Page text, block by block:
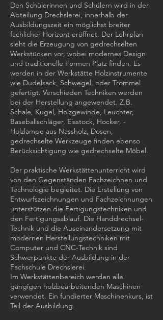
Den Schülerinnen und Schülern wird in der
Abteilung Drechslerei, innerhalb der
Ausbildungszeit ein möglichst breiter
fachlicher ­Horizont eröffnet. Der Lehrplan
sieht die Erzeugung von gedrechselten
Werkstücken vor, wobei modernes Design
und traditionelle Formen Platz finden. Es
werden in der Werkstätte Holzinstrumente
wie Dudelsack, Schwegel, oder Trommel
gefertigt. Verschieden Techniken werden
bei der Herstellung angewendet. Z.B.
Schale, Kugel, Holzgewinde, Leuchter,
Baseballschläger, Eisstock, Hocker, ­
Holzlampe aus Nassholz, Dosen,
gedrechselte Werkzeuge finden ebenso
Berück­sichtigung wie gedrechselte Möbel.
Der praktische Werk­stättenunterricht wird
von den Gegenständen Fachzeichnen und
Technologie begleitet. Die Erstellung von
Entwurfszeichnungen und Fachzeichnungen
unterstützen die Fertigungs­techniken und
den Fertigungsablauf. Die Handdrechsel-
Technik und die Auseinandersetzung mit
modernen Herstellungstechniken mit
Computer und CNC-Technik sind
Schwerpunkte der Ausbildung in der
Fachschule Drechslerei.
Im Werkstättenbereich werden alle
gängigen holzbearbeitenden Maschinen
verwendet. Ein fundierter Maschinenkurs, ist
Teil der Ausbildung.